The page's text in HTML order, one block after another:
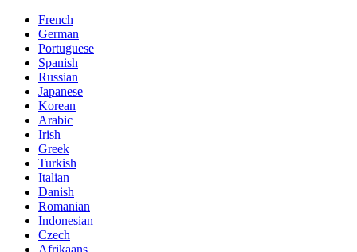
French
German
Portuguese
Spanish
Russian
Japanese
Korean
Arabic
Irish
Greek
Turkish
Italian
Danish
Romanian
Indonesian
Czech
Afrikaans